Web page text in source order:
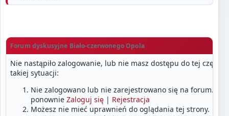
Forum dyskusyjne Biało-czerwonego Opola
Nie nastąpiło zalogowanie, lub nie masz dostępu do tej części
takiej sytuacji:
Nie zalogowano lub nie zarejestrowano się na forum.
ponownie Zaloguj się | Rejestracja
Możesz nie mieć uprawnień do oglądania tej strony.